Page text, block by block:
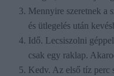
Mennyire szeretnek a
és ütlegelés után
Idő. Lecsiszolni
csak egy raklap.
Kedv. Az első tíz perc